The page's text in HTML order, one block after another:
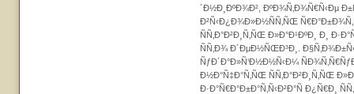
´Ð½Ð¸ÐºÐ¾Ð², ÐºÐ¾Ñ‚Ð¾Ñ€Ñ‹Ðµ
Ð²Ñ‹Ð¿Ð¾Ð»Ð½ÑÑ‚ÑŒ
ÑÑ‚Ð°Ð²Ð¸Ñ‚ÑŒ Ð»Ð°Ð¹ÐºÐ¸ Ð¸
ÑÑ‚Ð¾ Ð´ÐµÐ½ÑŒÐ³Ð¸.
ÑƒÐ´Ð°Ð»Ñ‘Ð½Ð½Ñ‹Ð¼
Ð½Ð°Ñ‡Ð°Ñ‚ÑŒ ÑÑ‚Ð°Ð²Ð¸Ñ‚ÑŒ
Ð·Ð°Ñ€Ð°Ð±Ð°Ñ‚Ñ‹Ð²Ð°Ñ Ð¿Ñ€Ð¸